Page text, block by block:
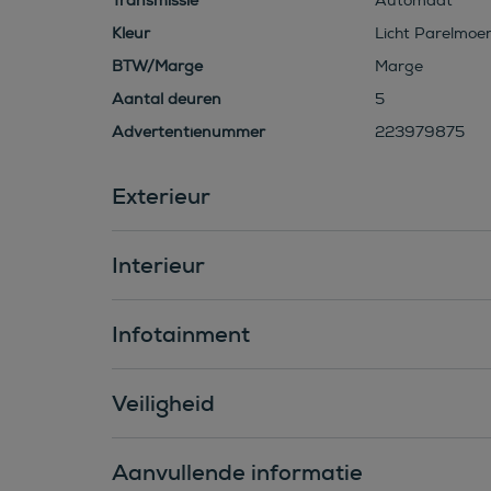
Kleur
Licht
BTW/Marge
Marge
Aantal deuren
5
Advertentienummer
223979875
Exterieur
Interieur
Infotainment
Veiligheid
Aanvullende informatie